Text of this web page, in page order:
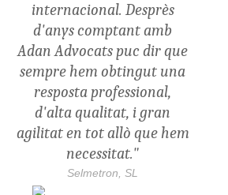
internacional. Desprès
d'anys comptant amb
Adan Advocats puc dir que
sempre hem obtingut una
resposta professional,
d'alta qualitat, i gran
agilitat en tot allò que hem
necessitat."
Selmetron, SL